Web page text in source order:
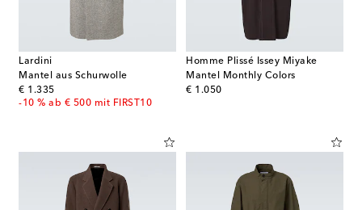
Lardini
Mantel aus Schurwolle
€ 1.335
original price
-10 % ab € 500 mit FIRST10
Homme Plissé Issey Miyake
Mantel Monthly Colors
€ 1.050
original price